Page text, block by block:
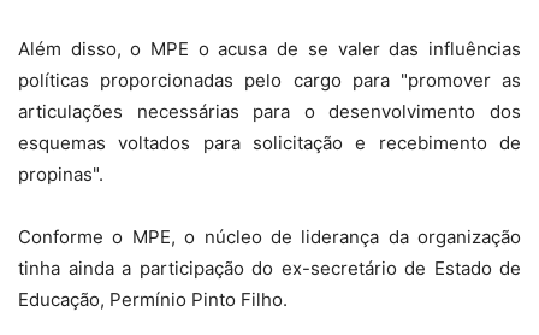
Além disso, o MPE o acusa de se valer das influências
políticas proporcionadas pelo cargo para "promover as
articulações necessárias para o desenvolvimento dos
esquemas voltados para solicitação e recebimento de
propinas".
Conforme o MPE, o núcleo de liderança da organização
tinha ainda a participação do ex-secretário de Estado de
Educação, Permínio Pinto Filho.